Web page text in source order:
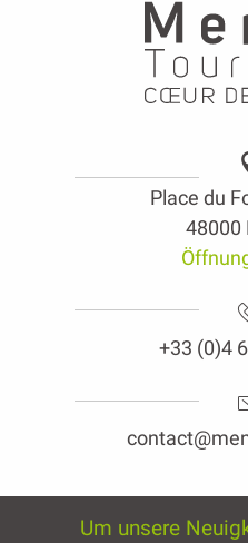
Place du
48000
+33 (0)4
Um unsere